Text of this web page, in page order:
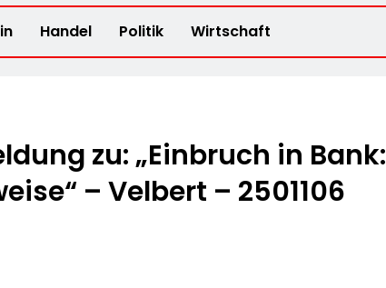
Handel Politik Wirtschaft
zu: „Einbruch in Bank:
– Velbert – 2501106